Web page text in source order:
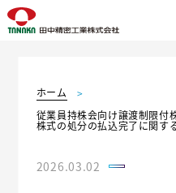
ホーム
従業員持株会向け譲渡制限付
株式の処分の払込完了に関す
2026.03.02